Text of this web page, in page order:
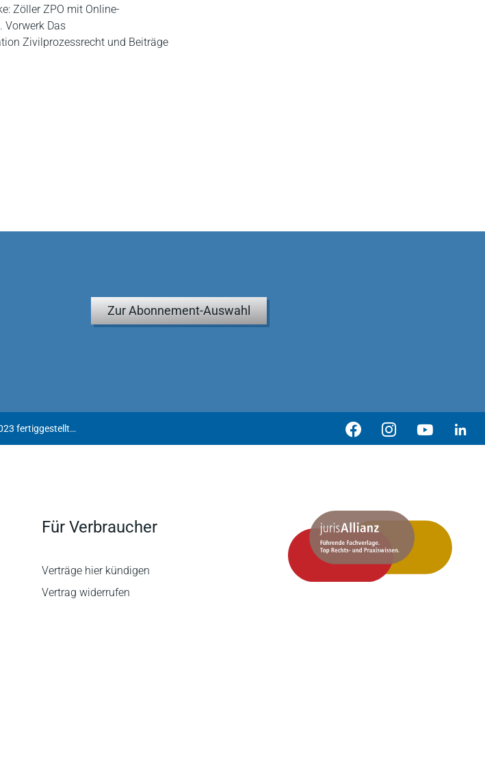
Zöller ZPO mit Online-
Vorwerk Das
Zivilprozessrecht und Beiträge
Zur Abonnement-Auswahl
Photovoltaik-Anlage 2022 errichtet aber erst 2023 fertiggestellt - Keine Umsatzsteuer!
Für Verbraucher
Verträge hier kündigen
Vertrag widerrufen